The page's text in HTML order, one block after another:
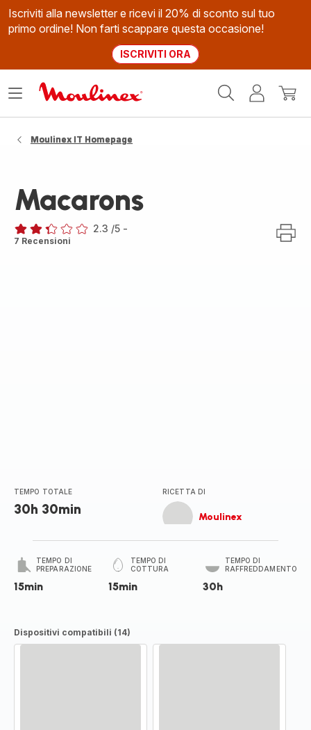
Iscriviti alla newsletter e ricevi il 20% di sconto sul tuo
primo ordine! Non farti scappare questa occasione!
ISCRIVITI ORA
Il
Apri
Moulinex IT Homepage
Macarons
ratings.2.3
2.3 /5 -
7 Recensioni
TEMPO TOTALE
30h 30min
RICETTA DI
Moulinex
TEMPO DI
PREPARAZIONE
15min
TEMPO DI
COTTURA
15min
TEMPO DI
RAFFREDDAMENTO
30h
Dispositivi compatibili (14)